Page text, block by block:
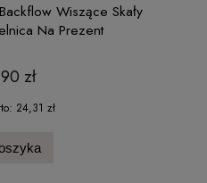
Wiszące Skały
Na Prezent
zł
24,31 zł